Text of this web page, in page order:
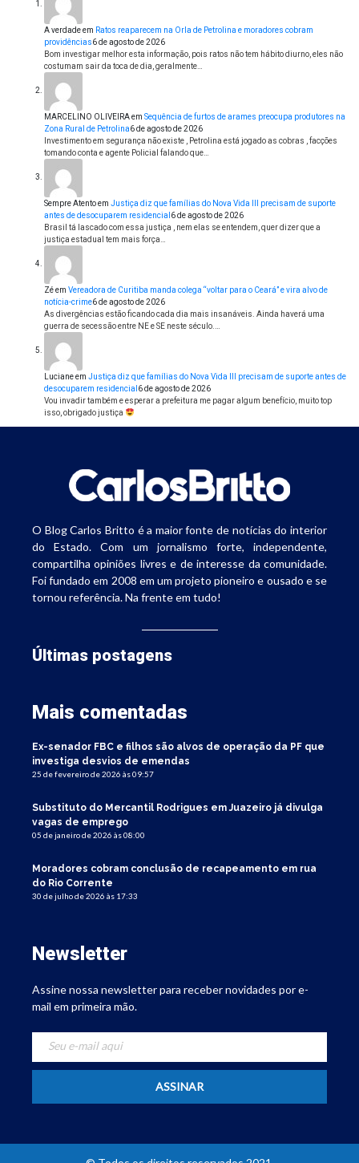
A verdadeem Ratos reaparecem na Orla de Petrolina e moradores cobram
providências6 de agosto de 2026
Bom investigar melhor esta informação, pois ratos não tem hábito diurno, eles não
costumam sair da toca de dia, geralmente…
MARCELINO OLIVEIRAem Sequência de furtos de arames preocupa produtores na
Zona Rural de Petrolina6 de agosto de 2026
Investimento em segurança não existe , Petrolina está jogado as cobras , facções
tomando conta e agente Policial falando que…
Sempre Atentoem Justiça diz que famílias do Nova Vida III precisam de suporte
antes de desocuparem residencial 6 de agosto de 2026
Brasil tá lascado com essa justiça , nem elas se entendem, quer dizer que a
justiça estadual tem mais força…
Zéem Vereadora de Curitiba manda colega “voltar para o Ceará” e vira alvo de
notícia-crime6 de agosto de 2026
As divergências estão ficando cada dia mais insanáveis. Ainda haverá uma
guerra de secessão entre NE e SE neste século.…
Lucianeem Justiça diz que famílias do Nova Vida III precisam de suporte antes de
desocuparem residencial 6 de agosto de 2026
Vou invadir também e esperar a prefeitura me pagar algum benefício, muito top
isso, obrigado justiça
O Blog Carlos Britto é a maior fonte de notícias do interior
do Estado. Com um jornalismo forte, independente,
compartilha opiniões livres e de interesse da comunidade.
Foi fundado em 2008 em um projeto pioneiro e ousado e se
tornou referência. Na frente em tudo!
Últimas postagens
Mais comentadas
Ex-senador FBC e filhos são alvos de operação da PF que
investiga desvios de emendas
25 de fevereiro de 2026 às 09:57
Substituto do Mercantil Rodrigues em Juazeiro já divulga
vagas de emprego
05 de janeiro de 2026 às 08:00
Moradores cobram conclusão de recapeamento em rua
do Rio Corrente
30 de julho de 2026 às 17:33
Newsletter
Assine nossa newsletter para receber novidades por e-
mail em primeira mão.